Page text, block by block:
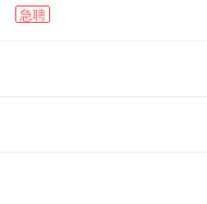
急聘